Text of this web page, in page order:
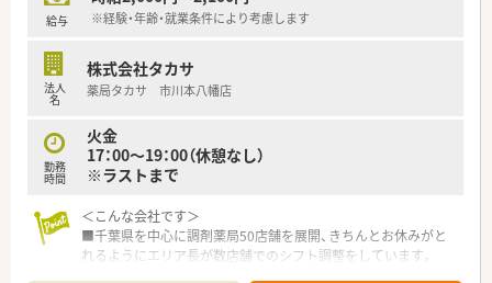
■年間の休日は120日以上確保されており、月ごとの公休設定に
よりオンとオフのメリハリをつけた生活を送ることが可能で
す。
給されるため、サービス残業の心配がなく安心して働けます。
■産休や育休の取得実績が豊富にあり、復帰後の時短勤務制度も
整っているため、ライフイベントを経ても長く勤め続けられま
【想定されるキャリアイメージ】
■学歴や年齢に捉われず、やる気次第で管理薬剤師やエリアマネ
給与 ※経験・年齢・就業条件により考慮します
法人
名
株式会社タカサ
薬局タカサ 市川本八幡店
勤務
時間
火金
17：00～19：00（休憩なし）
※ラストまで
＜こんな会社です＞
■千葉県を中心に調剤薬局50店舗を展開、きちんとお休みがと
れるようにエリア長が数店舗でのシフト調整をしています。